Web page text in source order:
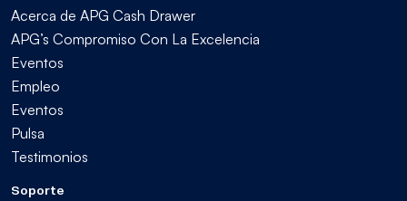
Acerca de APG Cash Drawer
APG’s Compromiso Con La Excelencia
Eventos
Empleo
Eventos
Pulsa
Testimonios
Soporte